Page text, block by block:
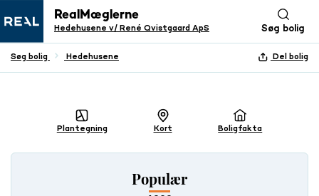
RealMæglerne
Hedehusene v/ René Qvistgaard ApS Søg bolig
Søg bolig Hedehusene Del bolig
+ 21 BILLEDER
Boligfakta
Plantegning Kort
Populær